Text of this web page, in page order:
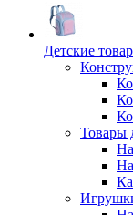
Детские
Товары